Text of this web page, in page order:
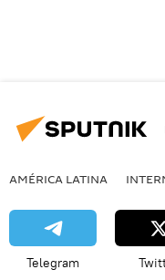
AMÉRICA LATINA
Telegram